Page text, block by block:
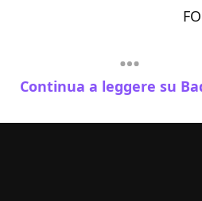
Continua a leggere su